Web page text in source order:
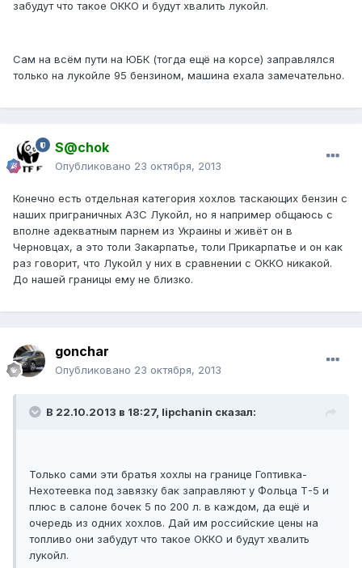
забудут что такое ОККО и будут хвалить лукойл.
Сам на всём пути на ЮБК (тогда ещё на корсе) заправлялся
только на лукойле 95 бензином, машина ехала замечательно.
S@chok
Опубликовано 23 октября, 2013
Конечно есть отдельная категория хохлов таскающих бензин с
наших приграничных АЗС Лукойл, но я например общаюсь с
вполне адекватным парнем из Украины и живёт он в
Черновцах, а это толи Закарпатье, толи Прикарпатье и он как
раз говорит, что Лукойл у них в сравнении с ОККО никакой.
До нашей границы ему не близко.
gonchar
Опубликовано 23 октября, 2013
В 22.10.2013 в 18:27, lipchanin сказал:
Только сами эти братья хохлы на границе Гоптивка-
Нехотеевка под завязку бак заправляют у Фольца Т-5 и
плюс в салоне бочек 5 по 200 л. в каждом, да ещё и
очередь из одних хохлов. Дай им российские цены на
топливо они забудут что такое ОККО и будут хвалить
лукойл.